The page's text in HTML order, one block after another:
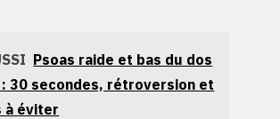
Psoas raide et bas du dos
30 secondes, rétroversion et
à éviter